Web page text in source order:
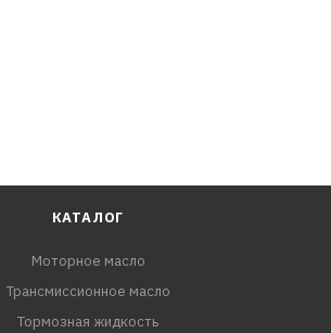
КАТАЛОГ
Моторное масло
Трансмиссионное масло
Тормозная жидкость